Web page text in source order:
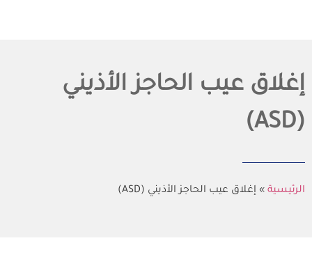
إغلاق عيب الحاجز الأذيني
(ASD)
الرئيسية » إغلاق عيب الحاجز الأذيني (ASD)